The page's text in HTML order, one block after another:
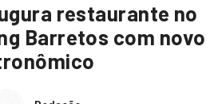
restaurante no
Barretos com novo